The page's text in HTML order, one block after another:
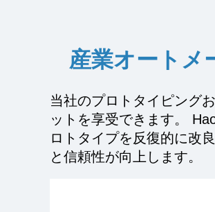
産業オートメ
当社のプロトタイピング
ットを享受できます。
ロトタイプを反復的に改
と信頼性が向上します。